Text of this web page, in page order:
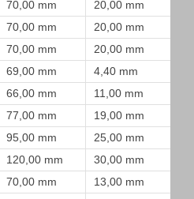
70,00 mm
20,00 mm
70,00 mm
20,00 mm
70,00 mm
20,00 mm
69,00 mm
4,40 mm
66,00 mm
11,00 mm
77,00 mm
19,00 mm
95,00 mm
25,00 mm
120,00 mm
30,00 mm
70,00 mm
13,00 mm